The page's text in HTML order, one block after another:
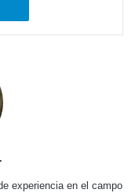
experiencia en el campo